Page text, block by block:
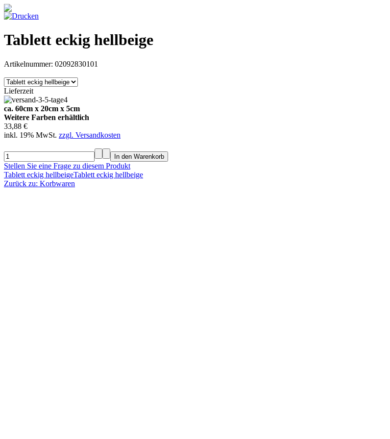
Tablett eckig hellbeige
Artikelnummer: 02092830101
Lieferzeit
ca. 60cm x 20cm x 5cm
Weitere Farben erhältlich
33,88 €
inkl. 19% MwSt. zzgl. Versandkosten
Stellen Sie eine Frage zu diesem Produkt
Tablett eckig hellbeigeTablett eckig hellbeige
Zurück zu: Korbwaren